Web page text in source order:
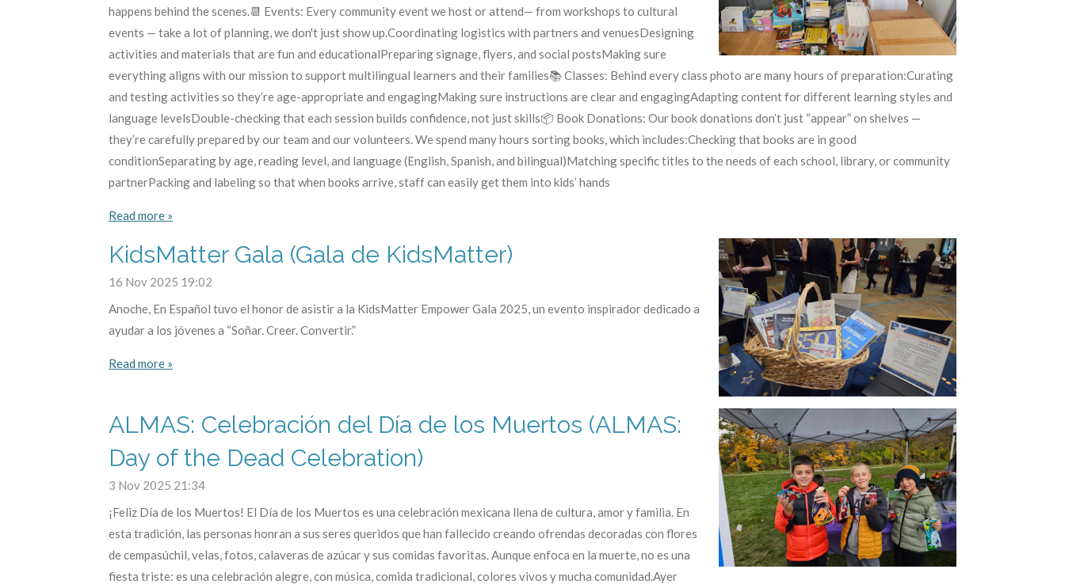
happens behind the scenes.📆 Events: Every community event we host or attend— from workshops to cultural
events — take a lot of planning, we don't just show up.Coordinating logistics with partners and venuesDesigning
activities and materials that are fun and educationalPreparing signage, flyers, and social postsMaking sure
everything aligns with our mission to support multilingual learners and their families📚 Classes: Behind every class photo are many hours of preparation:Curating
and testing activities so they’re age-appropriate and engagingMaking sure instructions are clear and engagingAdapting content for different learning styles and
language levelsDouble-checking that each session builds confidence, not just skills📦 Book Donations: Our book donations don’t just “appear” on shelves —
they’re carefully prepared by our team and our volunteers. We spend many hours sorting books, which includes:Checking that books are in good
conditionSeparating by age, reading level, and language (English, Spanish, and bilingual)Matching specific titles to the needs of each school, library, or community
partnerPacking and labeling so that when books arrive, staff can easily get them into kids’ hands
Read more »
KidsMatter Gala (Gala de KidsMatter)
16 Nov 2025 19:02
Anoche, En Español tuvo el honor de asistir a la KidsMatter Empower Gala 2025, un evento inspirador dedicado a
ayudar a los jóvenes a “Soñar. Creer. Convertir.”
Read more »
ALMAS: Celebración del Día de los Muertos (ALMAS:
Day of the Dead Celebration)
3 Nov 2025 21:34
¡Feliz Día de los Muertos! El Día de los Muertos es una celebración mexicana llena de cultura, amor y familia. En
esta tradición, las personas honran a sus seres queridos que han fallecido creando ofrendas decoradas con flores
de cempasúchil, velas, fotos, calaveras de azúcar y sus comidas favoritas. Aunque enfoca en la muerte, no es una
fiesta triste: es una celebración alegre, con música, comida tradicional, colores vivos y mucha comunidad.Ayer